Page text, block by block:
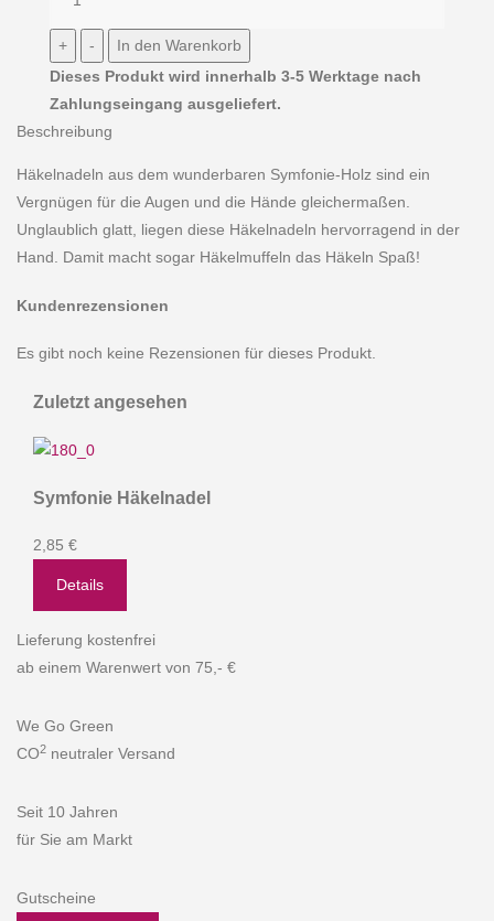
Dieses Produkt wird innerhalb 3-5 Werktage nach
Zahlungseingang ausgeliefert.
Beschreibung
Häkelnadeln aus dem wunderbaren Symfonie-Holz sind ein
Vergnügen für die Augen und die Hände gleichermaßen.
Unglaublich glatt, liegen diese Häkelnadeln hervorragend in der
Hand. Damit macht sogar Häkelmuffeln das Häkeln Spaß!
Kundenrezensionen
Es gibt noch keine Rezensionen für dieses Produkt.
Zuletzt angesehen
Symfonie Häkelnadel
2,85 €
Details
Lieferung kostenfrei
ab einem Warenwert von 75,- €
We Go Green
CO2 neutraler Versand
Seit 10 Jahren
für Sie am Markt
Gutscheine